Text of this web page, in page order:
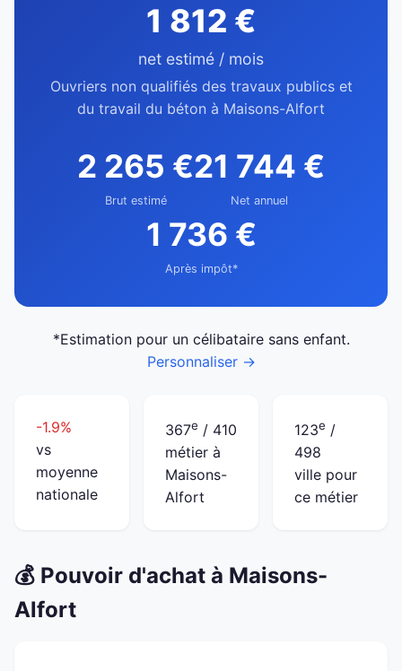
1 812 €
net estimé / mois
Ouvriers non qualifiés des travaux publics et
du travail du béton à Maisons-Alfort
2 265 €
Brut estimé
21 744 €
Net annuel
1 736 €
Après impôt*
*Estimation pour un célibataire sans enfant.
Personnaliser →
-1.9%
vs
moyenne
nationale
367e / 410
métier à
Maisons-
Alfort
123e /
498
ville pour
ce métier
💰 Pouvoir d'achat à Maisons-
Alfort